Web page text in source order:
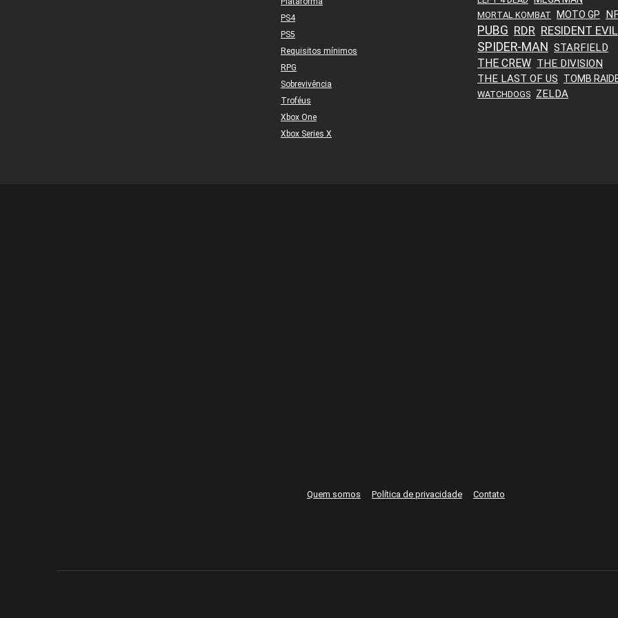
PS4
PS5
Requisitos mínimos
RPG
Sobrevivência
Troféus
Xbox One
Xbox Series X
MORTAL KOMBAT MOTO GP
PUBG RDR RESIDENT EVIL
SPIDER-MAN STARFIELD
THE CREW THE DIVISION
THE LAST OF US
TOMB
WATCHDOGS ZELDA
Quem somos Política de privacidade Contato